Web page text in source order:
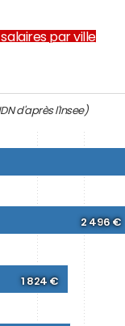
par ville
d'après l'Insee)
2 496 €
1 824 €